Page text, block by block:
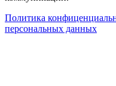
Политика
персональных данных